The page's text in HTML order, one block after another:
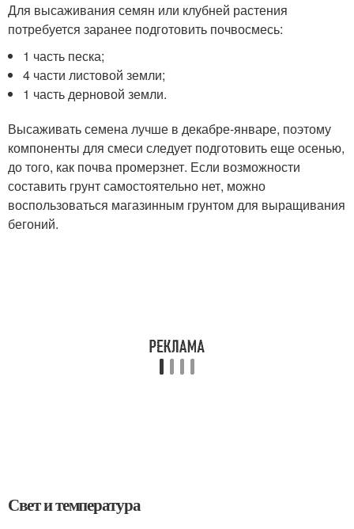
Для высаживания семян или клубней растения
потребуется заранее подготовить почвосмесь:
1 часть песка;
4 части листовой земли;
1 часть дерновой земли.
Высаживать семена лучше в декабре-январе, поэтому
компоненты для смеси следует подготовить еще осенью,
до того, как почва промерзнет. Если возможности
составить грунт самостоятельно нет, можно
воспользоваться магазинным грунтом для выращивания
бегоний.
Свет и температура